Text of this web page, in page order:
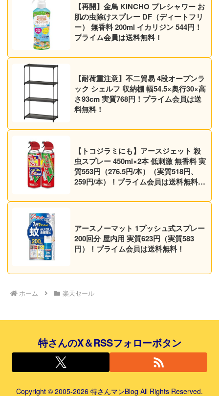
【再開】金鳥 KINCHO プレシャワー お
肌の虫除けスプレー DF（ディートフリ
ー） 無香料 200ml イカリジン 544円！
プライム会員は送料無料！
【耐荷重注意】不二貿易 4段オープンラ
ック シェルフ 収納棚 幅54.5×奥行30×高
さ93cm 実質768円！プライム会員は送
料無料！
【トコジラミにも】アースジェット 殺
虫スプレー 450ml×2本 低刺激 無香料 実
質553円（276.5円/本）（実質518円、
259円/本）！プライム会員は送料無料！
アースノーマット 1プッシュ式スプレー
200回分 屋内用 実質623円（実質583
円）！プライム会員は送料無料！
ホーム 楽天セール
特さんのX＆RSSフォローボタン
Copyright © 2005-2026 特さんマンBlog All Rights Reserved.